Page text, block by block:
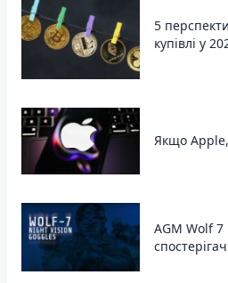
5
купівлі у
Якщо Apple,
AGM Wolf